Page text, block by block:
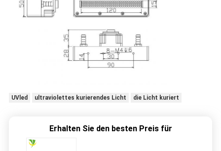
UVled ultraviolettes kurierendes Licht die Licht kuriert
Erhalten Sie den besten Preis für